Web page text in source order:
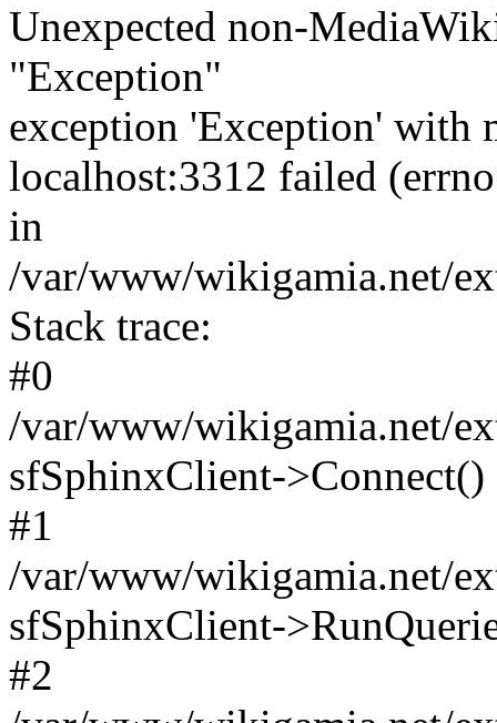
Unexpected non-
"Exception"
exception 'Exception' with
localhost:3312 failed
in
/var/www/wikigamia.net/
Stack trace:
#0
/var/www/wikigamia.net/
sfSphinxClient->Connect()
#1
/var/www/wikigamia.net/
sfSphinxClient-
#2